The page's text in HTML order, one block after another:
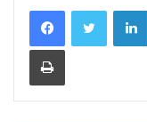
Print